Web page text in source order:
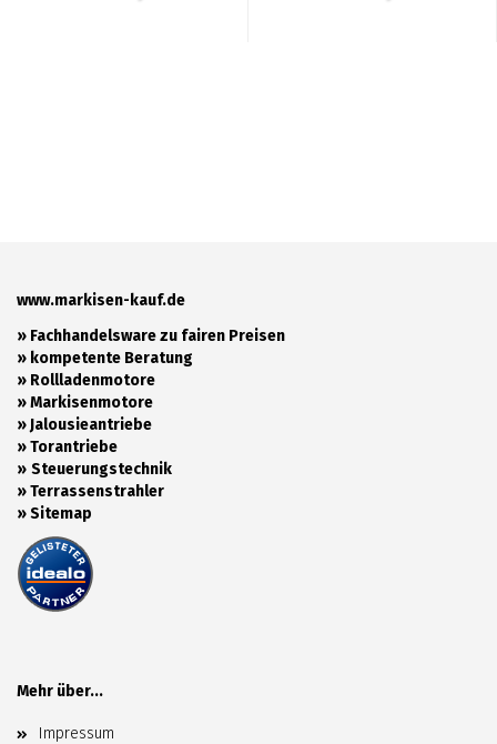
www.markisen-kauf.de
» Fachhandelsware zu fairen Preisen
» kompetente Beratung
» Rollladenmotore
»Markisenmotore
»Jalousieantriebe
»Torantriebe
» Steuerungstechnik
»Terrassenstrahler
»Sitemap
Mehr über...
Impressum